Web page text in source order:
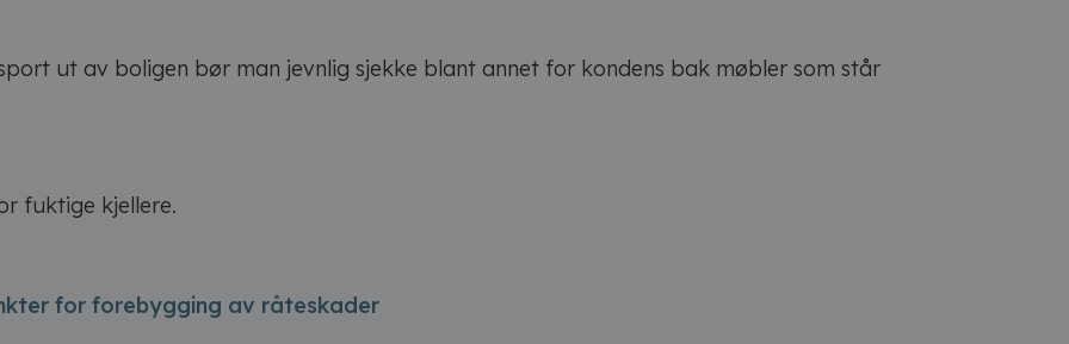
ut av boligen bør man jevnlig sjekke blant annet for kondens bak møbler som står
fuktige kjellere.
for forebygging av råteskader